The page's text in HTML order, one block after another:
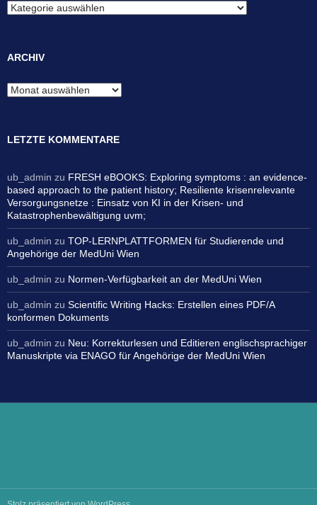
Kategorien
ARCHIV
Archiv
LETZTE KOMMENTARE
ub_admin zu FRESH eBOOKS: Exploring symptoms : an evidence-
based approach to the patient history; Resiliente krisenrelevante
Versorgungsnetze : Einsatz von KI in der Krisen- und
Katastrophenbewältigung uvm;
ub_admin zu TOP-LERNPLATTFORMEN für Studierende und
Angehörige der MedUni Wien
ub_admin zu Normen-Verfügbarkeit an der MedUni Wien
ub_admin zu Scientific Writing Hacks: Erstellen eines PDF/A
konformen Dokuments
ub_admin zu Neu: Korrekturlesen und Editieren englischsprachiger
Manuskripte via ENAGO für Angehörige der MedUni Wien